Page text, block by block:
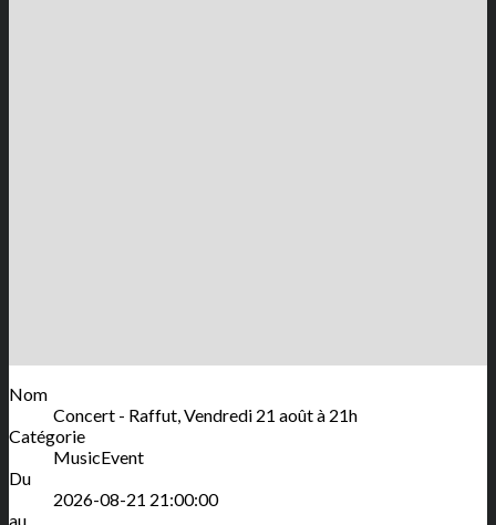
Nom
Concert - Raffut, Vendredi 21 août à 21h
Catégorie
MusicEvent
Du
2026-08-21 21:00:00
au